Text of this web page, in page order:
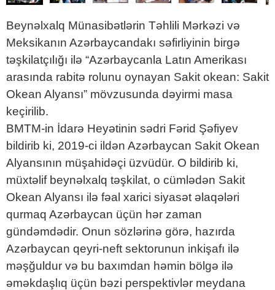
Beynəlxalq Münasibətlərin Təhlili Mərkəzi və
Meksikanın Azərbaycandakı səfirliyinin birgə
təşkilatçılığı ilə “Azərbaycanla Latın Amerikası
arasında rabitə rolunu oynayan Sakit okean: Sakit
Okean Alyansı” mövzusunda dəyirmi masa
keçirilib.
BMTM-in İdarə Heyətinin sədri Fərid Şəfiyev
bildirib ki, 2019-ci ildən Azərbaycan Sakit Okean
Alyansının müşahidəçi üzvüdür. O bildirib ki,
müxtəlif beynəlxalq təşkilat, o cümlədən Sakit
Okean Alyansı ilə fəal xarici siyasət əlaqələri
qurmaq Azərbaycan üçün hər zaman
gündəmdədir. Onun sözlərinə görə, hazırda
Azərbaycan qeyri-neft sektorunun inkişafı ilə
məşğuldur və bu baxımdan həmin bölgə ilə
əməkdaşlıq üçün bəzi perspektivlər meydana